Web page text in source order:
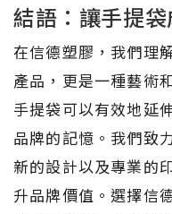
結語：讓手提
在信德塑膠，我們理
產品，更是一種藝術
手提袋可以有效地延
品牌的記憶。我們致
新的設計以及專業的
升品牌價值。選擇信